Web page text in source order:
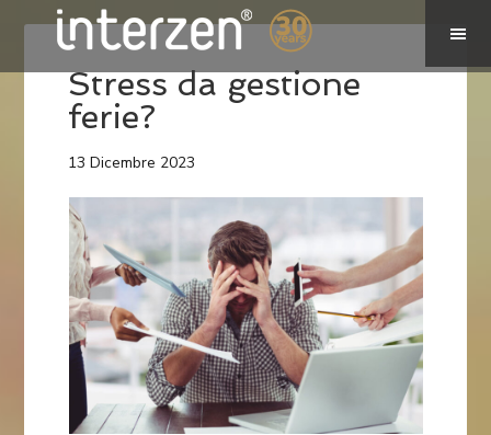
Stress da gestione
ferie?
13 Dicembre 2023